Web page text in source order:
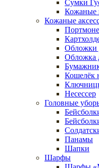
Сумки
Кожаные
Кожаные
Портмоне
Обложки
Обложка
Кошелёк
Несессер
Головные
Панамы
Шапки
Шарфы